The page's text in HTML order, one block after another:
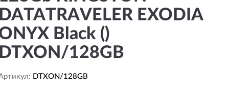
EXODIA
Black ()
128GB
DTXON/128GB